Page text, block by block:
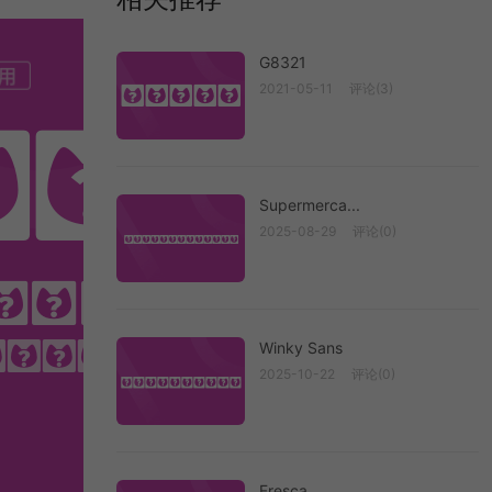
it.
G8321
G8321
2021-05-11 评论(3)
Supermerca...
Supermerca...
2025-08-29 评论(0)
Winky Sans
Winky Sans
2025-10-22 评论(0)